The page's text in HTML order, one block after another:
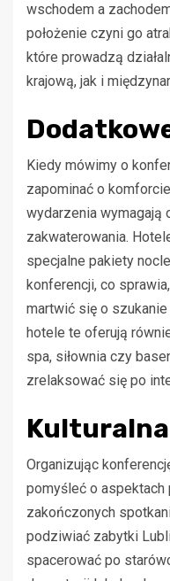
wschodem a
położenie czyni go
które prowadzą
krajową, jak i
Kiedy mówimy o
zapominać o
wydarzenia wymagają
zakwaterowania.
specjalne pakiety
konferencji, co
martwić się o
hotele te oferują
spa, siłownia czy
zrelaksować się po
Organizując
pomyśleć o
zakończonych
podziwiać zabytki
spacerować po